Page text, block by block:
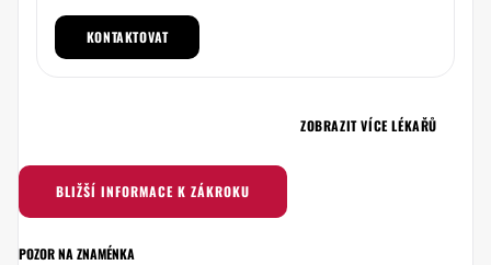
KONTAKTOVAT
ZOBRAZIT VÍCE LÉKAŘŮ
BLIŽŠÍ INFORMACE K ZÁKROKU
POZOR NA ZNAMÉNKA